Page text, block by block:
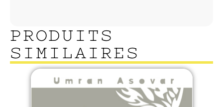
PRODUITS
SIMILAIRES